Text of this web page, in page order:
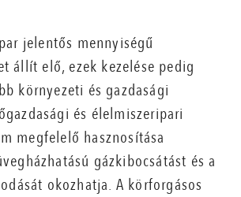
jelentős mennyiségű
állít elő, ezek kezelése pedig
környezeti és gazdasági
és élelmiszeripari
megfelelő hasznosítása
gázkibocsátást és a
okozhatja. A körforgásos